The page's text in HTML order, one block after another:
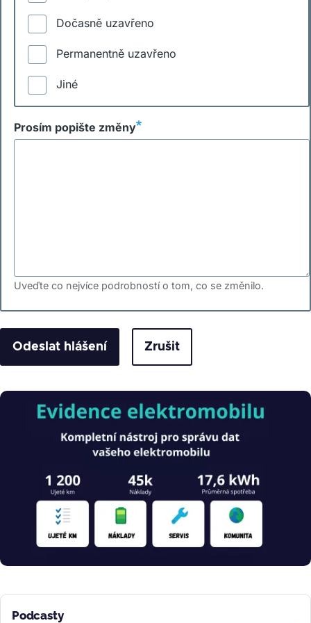
Dočasně uzavřeno
Permanentně uzavřeno
Jiné
Prosím popište změny
Uveďte co nejvíce podrobností o tom, co se změnilo.
Zrušit
Obrázek
Podcasty